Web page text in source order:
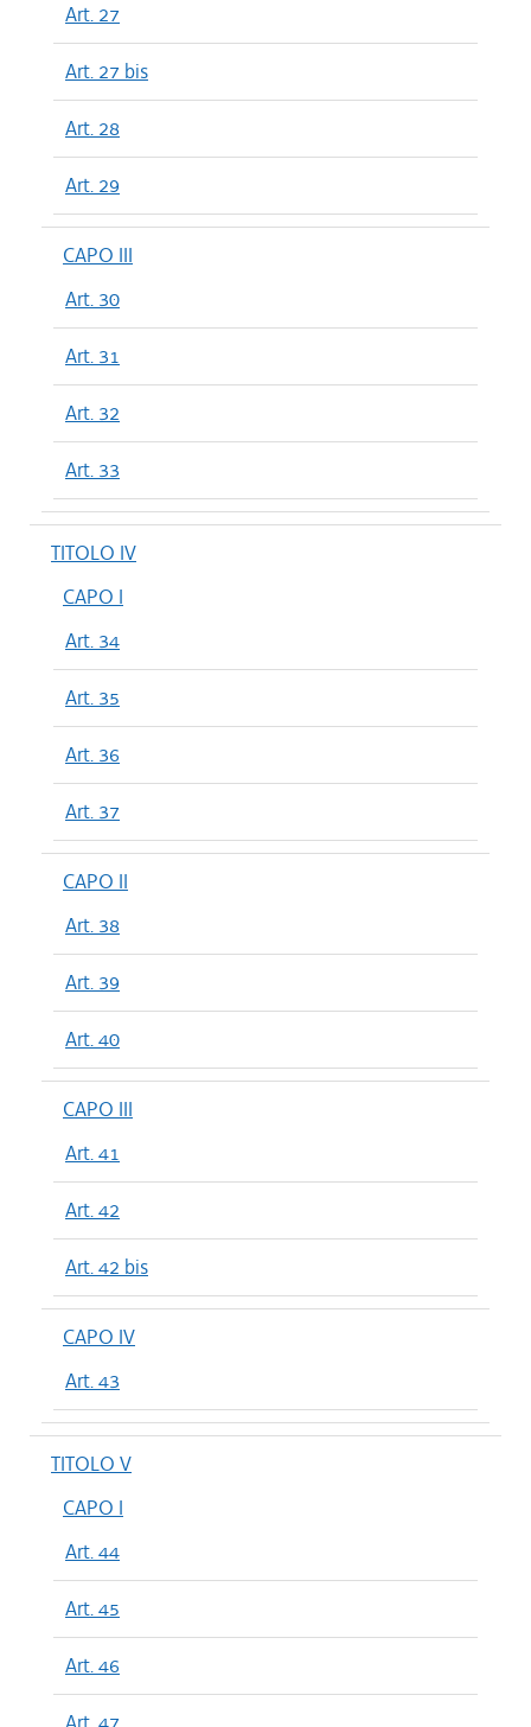
Art. 27
Art. 27 bis
Art. 28
Art. 29
CAPO III
Art. 30
Art. 31
Art. 32
Art. 33
TITOLO IV
CAPO I
Art. 34
Art. 35
Art. 36
Art. 37
CAPO II
Art. 38
Art. 39
Art. 40
CAPO III
Art. 41
Art. 42
Art. 42 bis
CAPO IV
Art. 43
TITOLO V
CAPO I
Art. 44
Art. 45
Art. 46